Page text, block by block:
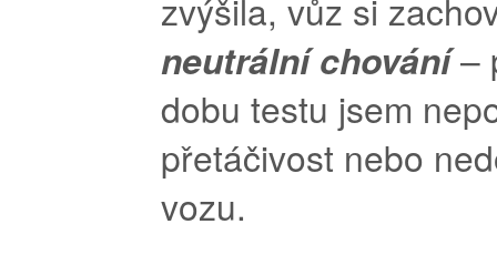
zvýšila, vůz si
neutrální chování–
dobu testu jsem
přetáčivost nebo
vozu.